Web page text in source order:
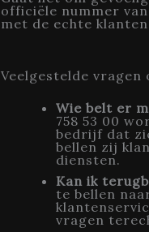
officiële nummer
met de echte
Veelgestelde vragen
Wie belt er
758 53 00
bedrijf dat
bellen zij
diensten.
Kan ik
te bellen
vragen